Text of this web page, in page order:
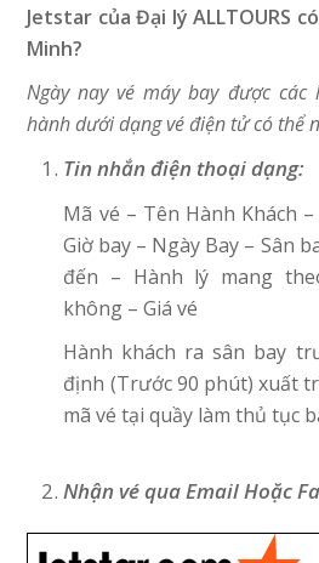
Jetstar của Đại lý ALLTOURS
Minh?
Ngày nay vé máy bay được các
hành dưới dạng vé điện tử có thể
Tin nhắn điện thoại dạng:
Mã vé – Tên Hành Khách
Giờ bay – Ngày Bay – Sân
đến – Hành lý mang
không – Giá vé
Hành khách ra sân bay
định (Trước 90 phút) xuất
mã vé tại quầy làm thủ tục
Nhận vé qua Email Hoặc